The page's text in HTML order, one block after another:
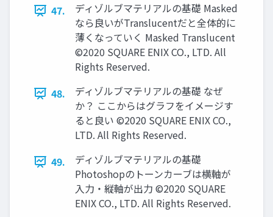
47.
ディゾルブマテリアルの基礎 Masked
なら良いがTranslucentだと全体的に
薄くなっていく Masked Translucent
©2020 SQUARE ENIX CO., LTD. All
Rights Reserved.
48.
ディゾルブマテリアルの基礎 なぜ
か？ ここからはグラフをイメージす
ると良い ©2020 SQUARE ENIX CO.,
LTD. All Rights Reserved.
49.
ディゾルブマテリアルの基礎
Photoshopのトーンカーブは横軸が
入力・縦軸が出力 ©2020 SQUARE
ENIX CO., LTD. All Rights Reserved.